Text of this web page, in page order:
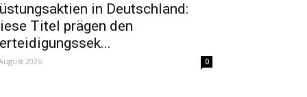
in Deutschland:
Titel prägen den
2026 0